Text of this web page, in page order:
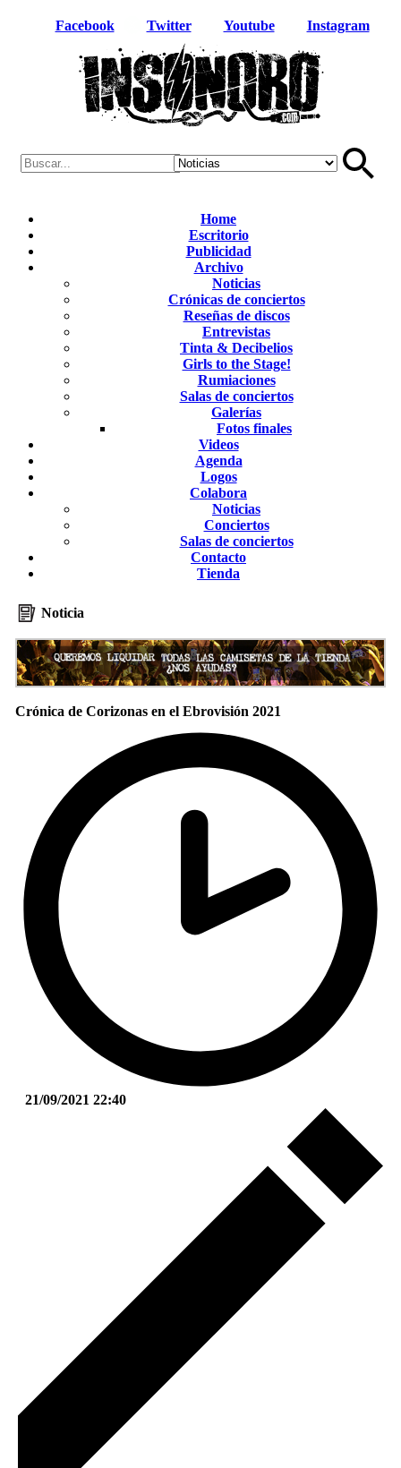
Facebook Twitter Youtube Instagram
Home
Escritorio
Publicidad
Archivo
Noticias
Crónicas de conciertos
Reseñas de discos
Entrevistas
Tinta & Decibelios
Girls to the Stage!
Rumiaciones
Salas de conciertos
Galerías
Fotos finales
Videos
Agenda
Logos
Colabora
Noticias
Conciertos
Salas de conciertos
Contacto
Tienda
Noticia
Crónica de Corizonas en el Ebrovisión 2021
21/09/2021 22:40